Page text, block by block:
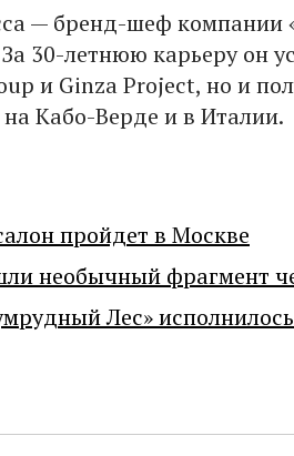
— бренд-шеф компании
30-летнюю карьеру он
и Ginza Project, но и
Кабо-Верде и в Италии.
пройдет в Москве
необычный фрагмент
Лес» исполнилось